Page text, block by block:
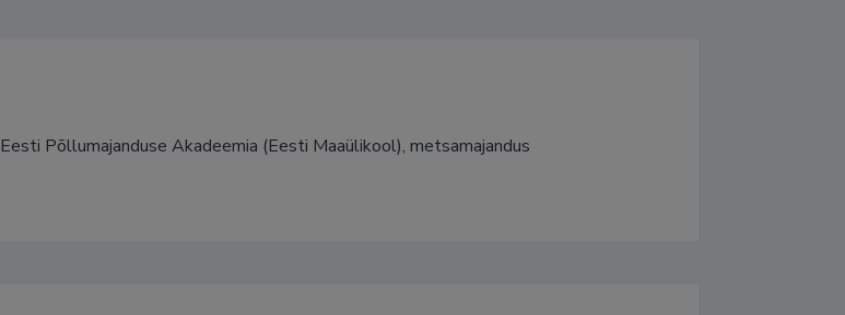
Eesti Põllumajanduse Akadeemia (Eesti Maaülikool), metsamajandus